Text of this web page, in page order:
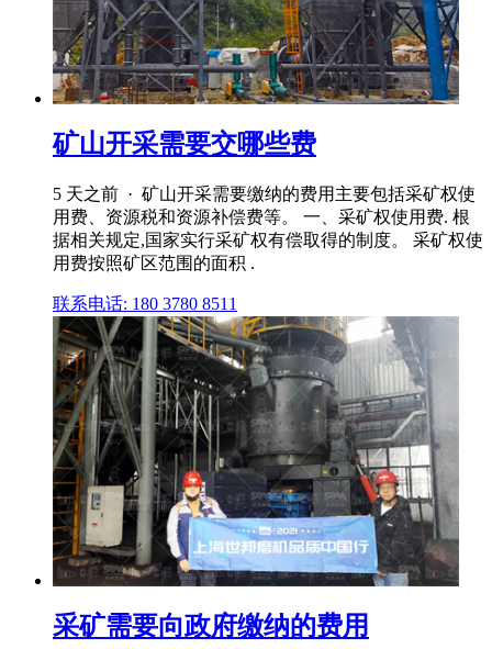
矿山开采需要交哪些费
5 天之前 · 矿山开采需要缴纳的费用主要包括采矿权使
用费、资源税和资源补偿费等。 一、采矿权使用费. 根
据相关规定,国家实行采矿权有偿取得的制度。 采矿权使
用费按照矿区范围的面积 .
联系电话: 180 3780 8511
采矿需要向政府缴纳的费用